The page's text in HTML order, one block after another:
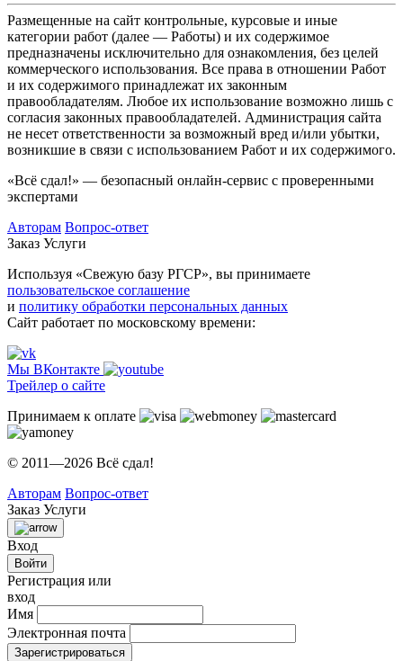
Размещенные на сайт контрольные, курсовые и иные
категории работ (далее — Работы) и их содержимое
предназначены исключительно для ознакомления, без целей
коммерческого использования. Все права в отношении Работ
и их содержимого принадлежат их законным
правообладателям. Любое их использование возможно лишь с
согласия законных правообладателей. Администрация сайта
не несет ответственности за возможный вред и/или убытки,
возникшие в связи с использованием Работ и их содержимого.
«Всё сдал!» — безопасный онлайн-сервис с проверенными
экспертами
Авторам Вопрос-ответ
Заказ Услуги
Используя «Свежую базу РГСР», вы принимаете
пользовательское соглашение
и политику обработки персональных данных
Сайт работает по московскому времени:
Мы ВКонтакте
Трейлер о сайте
Принимаем к оплате
© 2011—2026 Всё сдал!
Авторам Вопрос-ответ
Заказ Услуги
Вход
Войти
Регистрация или
вход
Имя
Электронная почта
Зарегистрироваться